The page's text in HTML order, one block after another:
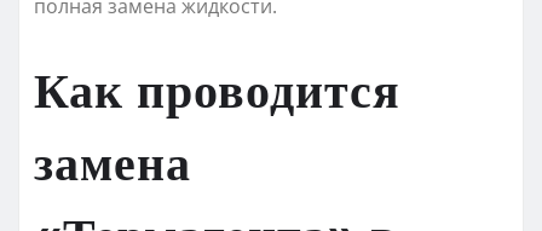
полная замена жидкости.
Как проводится
замена